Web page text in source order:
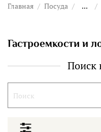
Главная Посуда ...
Гастроемкости и
Поиск